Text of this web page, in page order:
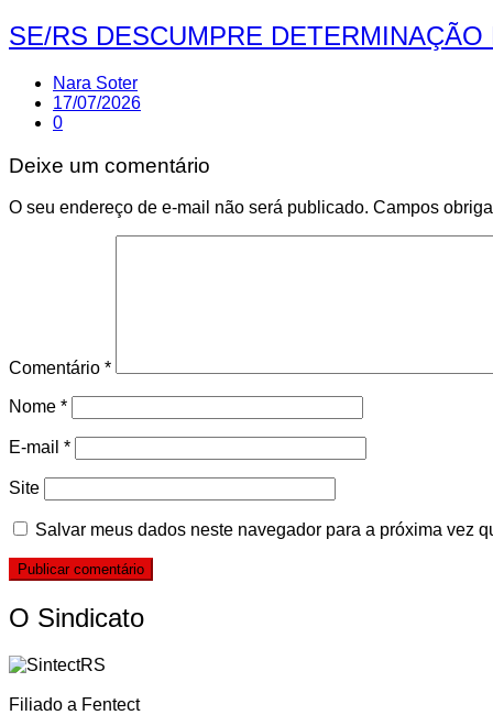
SE/RS DESCUMPRE
Nara Soter
17/07/2026
0
Deixe um comentário
O seu endereço de e-mail não será publicado. Campos
Comentário *
Nome *
E-mail *
Site
Salvar meus dados neste navegador para a próxima vez
O Sindicato
Filiado a Fentect